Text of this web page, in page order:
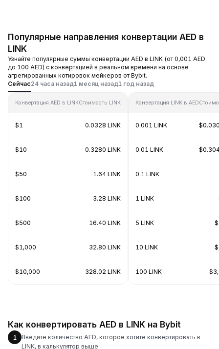
Популярные направления конвертации AED в
LINK
Узнайте популярные суммы конвертации AED в LINK (от 0,001 AED
до 100 AED) с конвертацией в реальном времени на основе
агрегированных котировок мейкеров от Bybit.
Сейчас24 часа назад1 месяц назад1 год назад
Конвертация AED в LINKСтоимость LINK
$1 0.0328 LINK
$10 0.3280 LINK
$50 1.64 LINK
$100 3.28 LINK
$500 16.40 LINK
$1,000 32.80 LINK
$10,000 328.02 LINK
Конвертация LINK в AED
0.001 LINK
0.01 LINK
0.1 LINK
1 LINK
5 LINK
10 LINK
100 LINK
Как конвертировать AED в LINK на Bybit
1
Введите количество AED, которое хотите конвертировать в
LINK, в калькулятор выше.